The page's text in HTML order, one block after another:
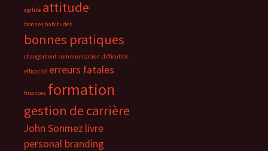
agilité attitude
bonnes habitudes
bonnes pratiques
changement communication difficultés
efficacité erreurs fatales
finances formation
gestion de carrière
John Sonmez livre
personal branding